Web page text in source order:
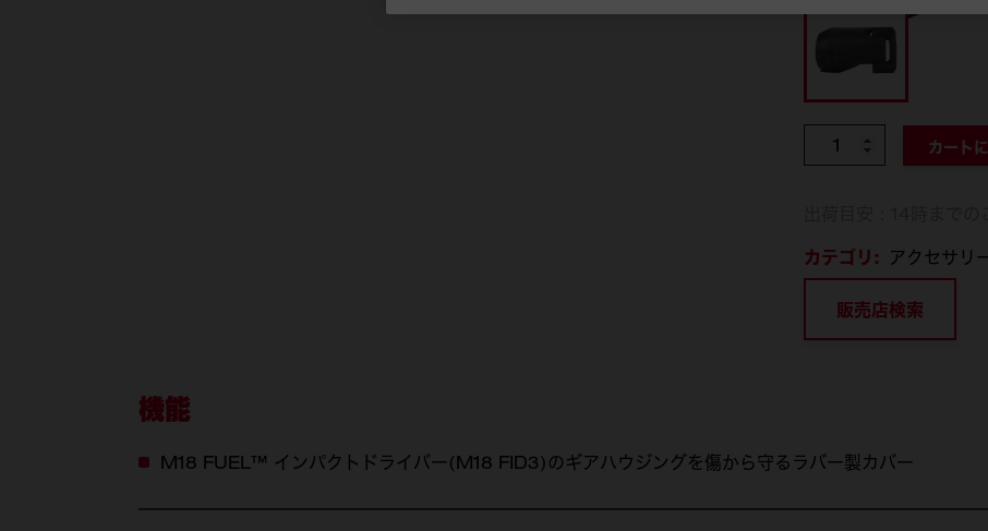
49-16-2953 APJ
個数 カート
カテゴリ: アクセサリ
販売店検索
機能
M18 FUEL™ インパクトドライバー(M18 FID3)のギアハウジングを傷から守るラバー製カバー